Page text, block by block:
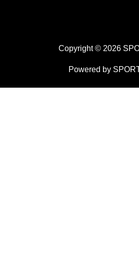
Copyright © 2026
Powered by